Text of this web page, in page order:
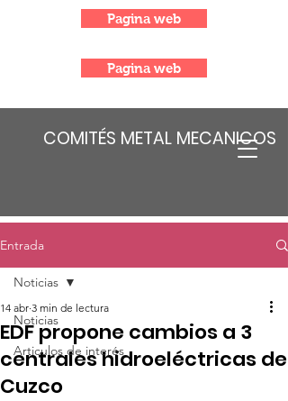
COMITÉS METAL MECANICOS
Pagina web
Pagina web
Entrada
Noticias
Articulos de interés
Noticias
EDF propone cambios a 3
centrales hidroeléctricas de
Cuzco
14 abr 3 min de lectura